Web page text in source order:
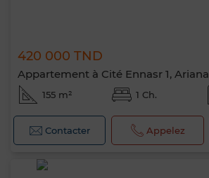
420 000 TND
Appartement à Cité Ennasr 1, Ariana
155 m² 1 Ch.
Contacter Appelez